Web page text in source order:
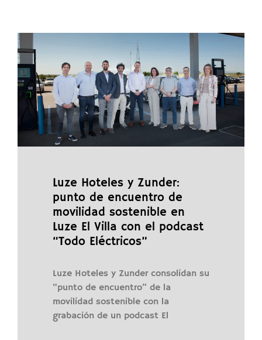
Luze Hoteles y Zunder:
punto de encuentro de
movilidad sostenible en
Luze El Villa con el podcast
“Todo Eléctricos”
Luze Hoteles y Zunder consolidan su
“punto de encuentro” de la
movilidad sostenible con la
grabación de un podcast El